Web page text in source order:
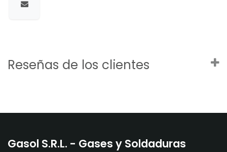
Reseñas de los clientes
Gasol S.R.L. - Gases y Soldaduras